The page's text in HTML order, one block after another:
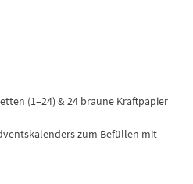
(1–24) & 24 braune Kraftpapier
zum Befüllen mit